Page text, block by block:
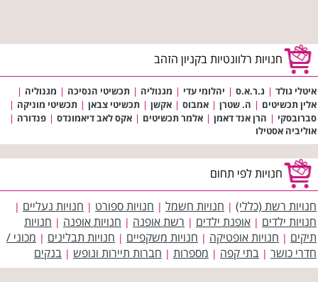
חנויות רלוונטיות בקניון הזהב
איטלי גולד | ג.ר.א.ס | יהלומי עדי | מגנוליה | תכשיטי הנסיכה | מגנוליה |
אלין תכשיטים | ה. שטרן | אמבוס | אקשן | תכשיטי צבאן | תכשיטי מוניקה |
סברובסקי | הרן אנד דאמן | אלמר תכשיטים | אקס לאב דיאמונדס | פנדורה |
אוליביה אסטילו
חנויות לפי תחום
חנויות רשת (כללי) | חנויות חשמל | חנויות ספורט | חנויות נעליים |
חנויות ילדים | אופנת ילדים | רשת אופנה | חנויות אופנה | חנויות
תיקים | חנויות אופטיקה | חנויות משקפיים | חנויות תבלינים | מכוני /
חדרי כושר | בתי קפה | מספרות | חברות תיירות ונופש | בנקים